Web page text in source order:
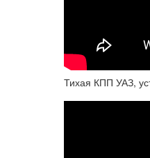
Тихая КПП УАЗ,